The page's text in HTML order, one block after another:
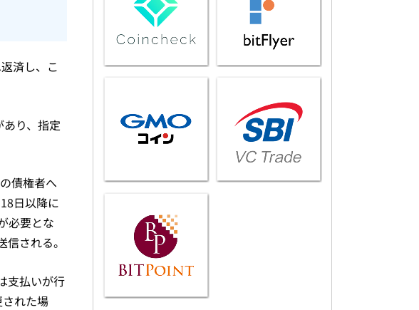
済し、こ
り、指定
債権者へ
日以降に
必要とな
される。
支払いが行
れた場